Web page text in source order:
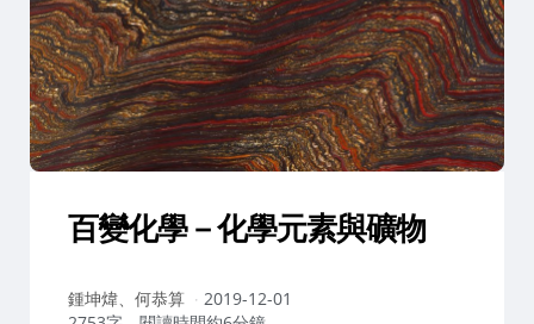
百變化學－化學元素與礦物
作
者：
鍾坤煒、何恭算
2019-12-01